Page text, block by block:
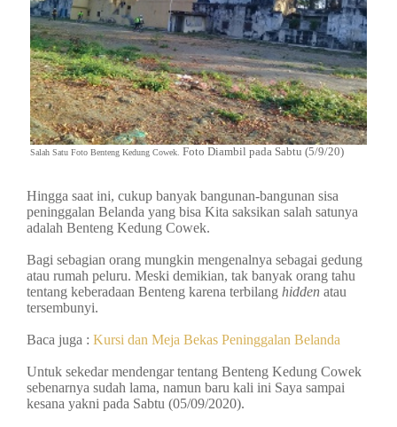
Salah Satu Foto Benteng Kedung Cowek. Foto Diambil pada Sabtu (5/9/20)
Hingga saat ini, cukup banyak bangunan-bangunan sisa
peninggalan Belanda yang bisa Kita saksikan salah satunya
adalah Benteng Kedung Cowek.
Bagi sebagian orang mungkin mengenalnya sebagai gedung
atau rumah peluru. Meski demikian, tak banyak orang tahu
tentang keberadaan Benteng karena terbilang hidden atau
tersembunyi.
Baca juga : Kursi dan Meja Bekas Peninggalan Belanda
Untuk sekedar mendengar tentang Benteng Kedung Cowek
sebenarnya sudah lama, namun baru kali ini Saya sampai
kesana yakni pada Sabtu (05/09/2020).